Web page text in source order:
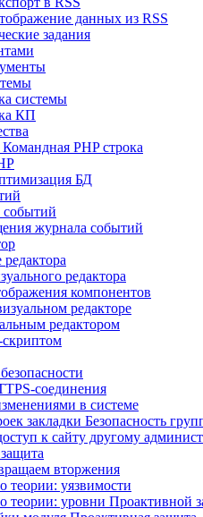
данных из RSS
задания
системы
КП
PHP строка
БД
журнала событий
редактора
компонентов
редакторе
редактором
скриптом
соединения
в системе
закладки Безопасность
к сайту другому
вторжения
теории: уязвимости
теории: уровни Проактивной